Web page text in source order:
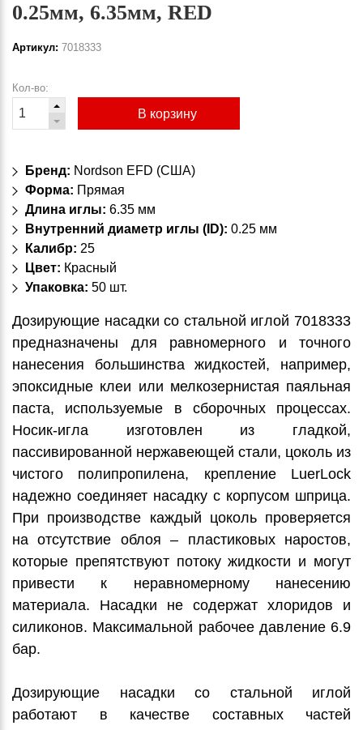
0.25мм, 6.35мм, RED
Артикул: 7018333
Кол-во:
В корзину
Бренд: Nordson EFD (США)
Форма: Прямая
Длина иглы: 6.35 мм
Внутренний диаметр иглы (ID): 0.25 мм
Калибр: 25
Цвет: Красный
Упаковка: 50 шт.
Дозирующие насадки со стальной иглой 7018333
предназначены для равномерного и точного
нанесения большинства жидкостей, например,
эпоксидные клеи или мелкозернистая паяльная
паста, используемые в сборочных процессах.
Носик-игла изготовлен из гладкой,
пассивированной нержавеющей стали, цоколь из
чистого полипропилена, крепление LuerLock
надежно соединяет насадку с корпусом шприца.
При производстве каждый цоколь проверяется
на отсутствие облоя – пластиковых наростов,
которые препятствуют потоку жидкости и могут
привести к неравномерному нанесению
материала. Насадки не содержат хлоридов и
силиконов. Максимальной рабочее давление 6.9
бар.
Дозирующие насадки со стальной иглой
работают в качестве составных частей